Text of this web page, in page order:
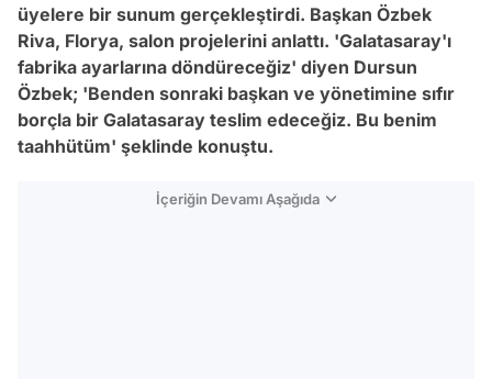
üyelere bir sunum gerçekleştirdi. Başkan Özbek
Riva, Florya, salon projelerini anlattı. 'Galatasaray'ı
fabrika ayarlarına döndüreceğiz' diyen Dursun
Özbek; 'Benden sonraki başkan ve yönetimine sıfır
borçla bir Galatasaray teslim edeceğiz. Bu benim
taahhütüm' şeklinde konuştu.
İçeriğin Devamı Aşağıda